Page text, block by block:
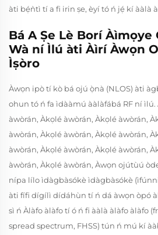
àti bẹ́ǹtì tí a fi irin ṣe, èyí tó ń jẹ́ kí ààlà
Bá A Ṣe Lè Borí Àìmọye
Wà ní Ìlú àti Àìrí Àwọn
Ìṣòro
Àwọn ipò tí kò bá ojú ọ̀nà (NLOS) àti
ohun tó ń fa ìdààmú ààlàfábá RF ní ìlú.
àwòrán, Àkọlé àwòrán, Àkọlé àwòrán,
àwòrán, Àkọlé àwòrán, Àkọlé àwòrán,
àwòrán, Àkọlé àwòrán, Àkọlé àwòrán,
àwòrán, Àkọlé àwòrán, Àwọn ojútùú
nípa lílo ìdàgbàsókè ìdàgbàsókè
àti fífi dígílì dídáhùn tí ń dá àwọn òpó
sì ń Àlàfo àlàfo tí ó ń fi ààlà àlàfo àlàfo
spread spectrum, FHSS) tún ń mú kí